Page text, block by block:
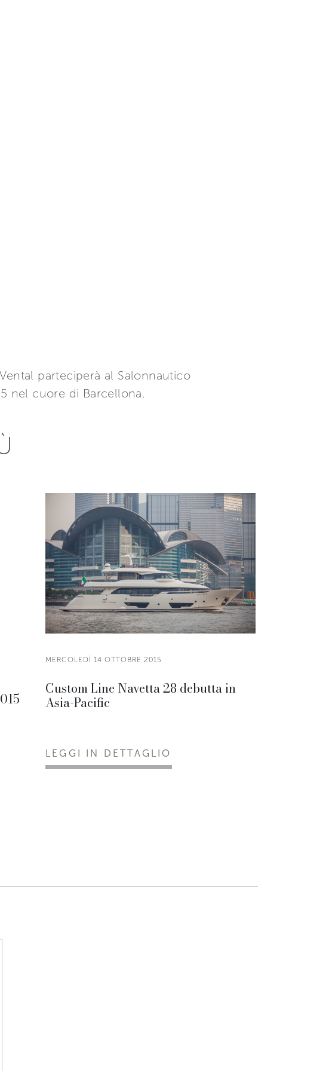
parteciperà al Salonnautico
nel cuore di Barcellona.
MERCOLEDÌ 14 OTTOBRE 2015
Custom Line Navetta 28 debutta in
Asia-Pacific
LEGGI IN DETTAGLIO